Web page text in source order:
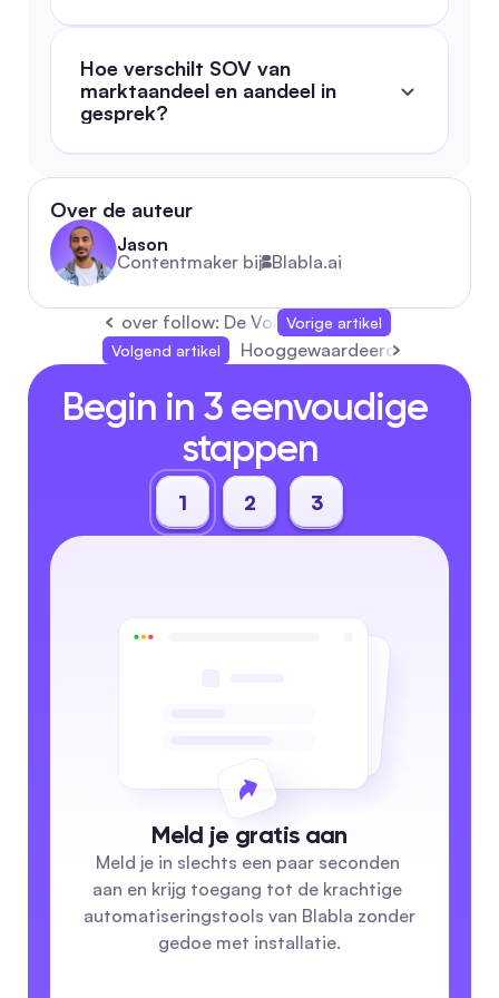
Hoe verschilt SOV van
marktaandeel en aandeel in
gesprek?
Over de auteur
Jason
Contentmaker bij Blabla.ai
over follow: De Volledige Gids 2026 voor
Vorige artikel
Volgend artikel
Hooggewaardeerde Gratis
Begin in 3 eenvoudige
stappen
1 2 3
Meld je gratis aan
Meld je in slechts een paar seconden
aan en krijg toegang tot de krachtige
automatiseringstools van Blabla zonder
gedoe met installatie.